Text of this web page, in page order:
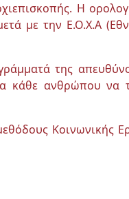
Η
με την Ε.Ο.Χ.Α
της
κάθε ανθρώπου να
Κοινωνικής